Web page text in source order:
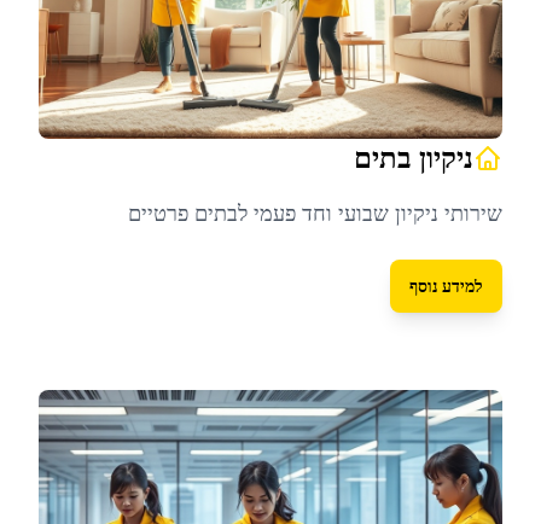
ניקיון בתים
שירותי ניקיון שבועי וחד פעמי לבתים פרטיים
למידע נוסף